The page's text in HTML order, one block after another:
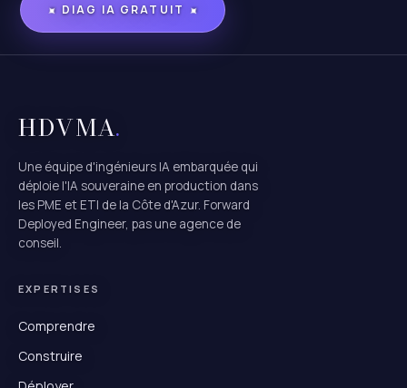
✦ DIAG IA GRATUIT ✦
HDVMA.
Une équipe d'ingénieurs IA embarquée qui
déploie l'IA souveraine en production dans
les PME et ETI de la Côte d'Azur. Forward
Deployed Engineer, pas une agence de
conseil.
EXPERTISES
Comprendre
Construire